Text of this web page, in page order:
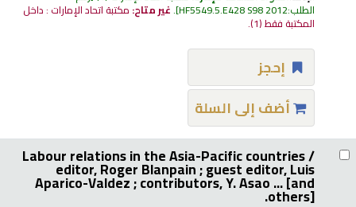
الطلب:HF5549.5.E428 S98 2012
.غير متاح: مكتبة اتحاد الإمارات : داخل
المكتبة فقط(1).
إحجز
أضف إلى السلة
Labour relations in the Asia-Pacific countries /
editor, Roger Blanpain ; guest editor, Luis
Aparico-Valdez ; contributors, Y. Asao ... [and
others].